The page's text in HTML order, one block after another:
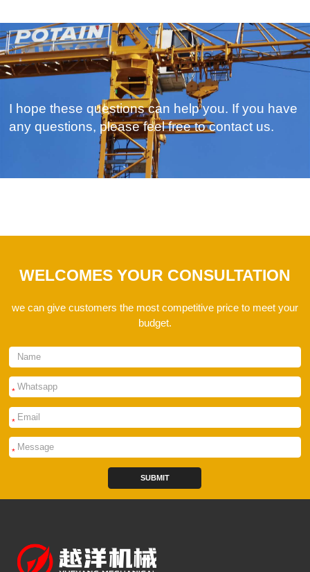
I hope these questions can help you. If you have
any questions, please feel free to contact us.
WELCOMES YOUR CONSULTATION
we can give customers the most competitive price to meet your
budget.
*
*
*
SUBMIT